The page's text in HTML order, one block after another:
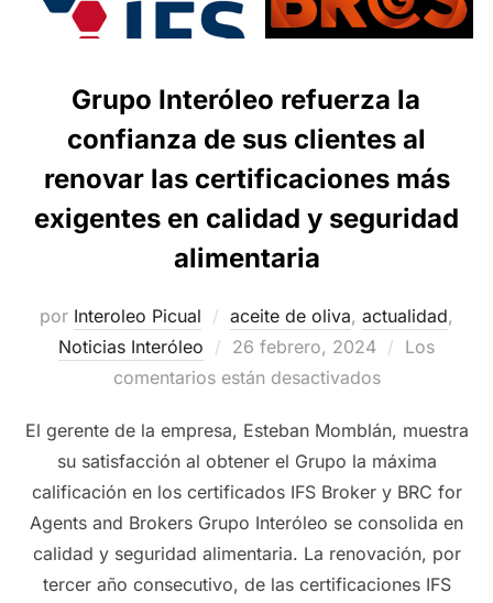
Grupo Interóleo refuerza la
confianza de sus clientes al
renovar las certificaciones más
exigentes en calidad y seguridad
alimentaria
por Interoleo Picual aceite de oliva, actualidad,
Noticias Interóleo
Publicado
el
26 febrero, 2024
Los
comentarios están desactivados
El gerente de la empresa, Esteban Momblán, muestra
su satisfacción al obtener el Grupo la máxima
calificación en los certificados IFS Broker y BRC for
Agents and Brokers Grupo Interóleo se consolida en
calidad y seguridad alimentaria. La renovación, por
tercer año consecutivo, de las certificaciones IFS